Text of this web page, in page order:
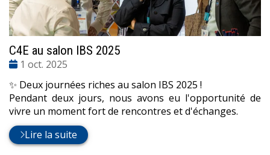
C4E au salon IBS 2025
Date
1 oct. 2025
✨ Deux journées riches au salon IBS 2025 !
Pendant deux jours, nous avons eu l'opportunité de
vivre un moment fort de rencontres et d'échanges.
Lire la suite